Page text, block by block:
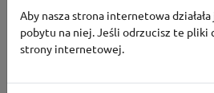
BORN2BE
KOMFORT
LOUNGE BY ZALANDO
SHEIN
ERLI ANSWEAR
Aby nasza strona internetowa
pobytu na niej. Jeśli odrzucisz te
strony internetowej.